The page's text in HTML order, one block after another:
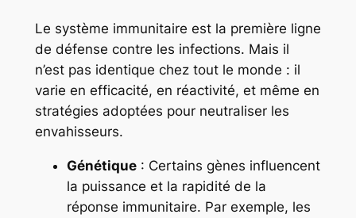
Le système immunitaire est la première ligne
de défense contre les infections. Mais il
n’est pas identique chez tout le monde : il
varie en efficacité, en réactivité, et même en
stratégies adoptées pour neutraliser les
envahisseurs.
Génétique: Certains gènes influencent
la puissance et la rapidité de la
réponse immunitaire. Par exemple, les